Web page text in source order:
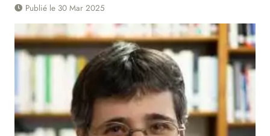
Publié le 30 Mar 2025